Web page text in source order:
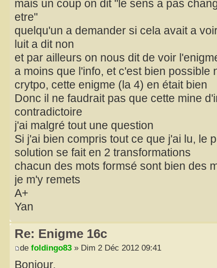
mais un coup on dit "le sens a pas
etre"
quelqu'un a demander si cela avait a
luit a dit non
et par ailleurs on nous dit de voir
a moins que l'info, et c'est bien possible
crytpo, cette enigme (la 4) en était bien
Donc il ne faudrait pas que cette mine
contradictoire
j'ai malgré tout une question
Si j'ai bien compris tout ce que j'ai lu, le
solution se fait en 2 transformations
chacun des mots formsé sont bien des
je m'y remets
A+
Yan
Re: Enigme 16c
de foldingo83 » Dim 2 Déc 2012 09:41
Bonjour,